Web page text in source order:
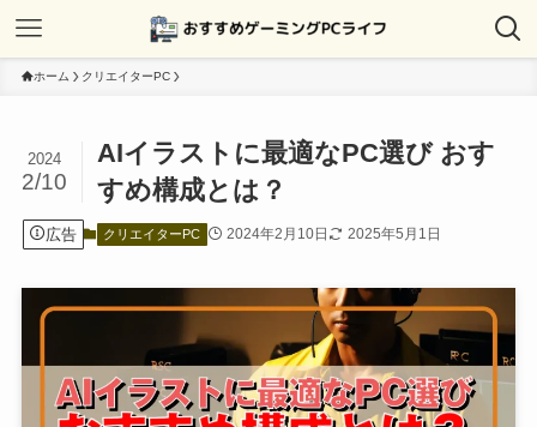
ホーム クリエイターPC
AIイラストに最適なPC選び おす
すめ構成とは？
2024
2/10
広告 クリエイターPC 2024年2月10日 2025年5月1日